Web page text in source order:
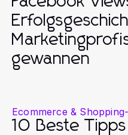
gewannen
Ecommerce & Shopping
10 Beste